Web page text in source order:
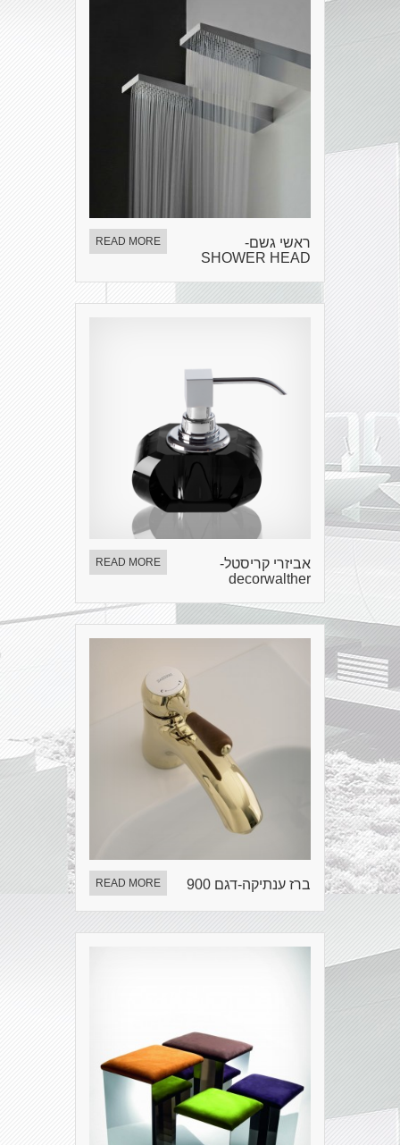
ראשי גשם-
SHOWER HEAD
READ MORE
אביזרי קריסטל-
decorwalther
READ MORE
ברז ענתיקה-דגם 900 READ MORE